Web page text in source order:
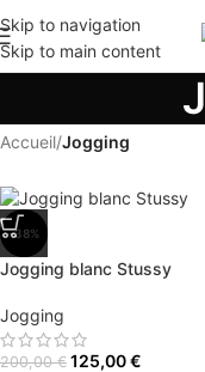
Skip to navigation
Skip to main content
Accueil/Jogging
-38%
Jogging blanc Stussy
Jogging
200,00€ 125,00€